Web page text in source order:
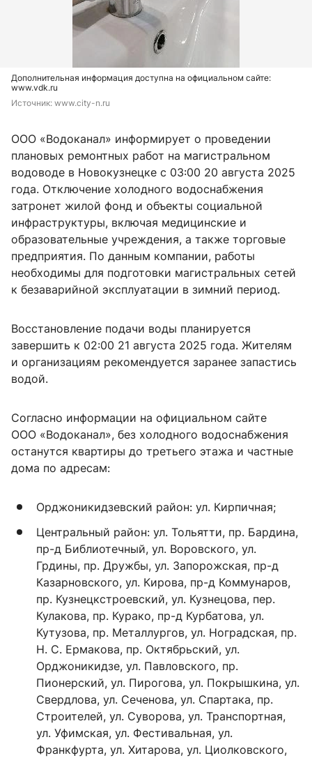
Дополнительная информация доступна на официальном сайте:
www.vdk.ru
Источник: www.city-n.ru
ООО «Водоканал» информирует о проведении
плановых ремонтных работ на магистральном
водоводе в Новокузнецке с 03:00 20 августа 2025
года. Отключение холодного водоснабжения
затронет жилой фонд и объекты социальной
инфраструктуры, включая медицинские и
образовательные учреждения, а также торговые
предприятия. По данным компании, работы
необходимы для подготовки магистральных сетей
к безаварийной эксплуатации в зимний период.
Восстановление подачи воды планируется
завершить к 02:00 21 августа 2025 года. Жителям
и организациям рекомендуется заранее запастись
водой.
Согласно информации на официальном сайте
ООО «Водоканал», без холодного водоснабжения
останутся квартиры до третьего этажа и частные
дома по адресам:
Орджоникидзевский район: ул. Кирпичная;
Центральный район: ул. Тольятти, пр. Бардина,
пр-д Библиотечный, ул. Воровского, ул.
Грдины, пр. Дружбы, ул. Запорожская, пр-д
Казарновского, ул. Кирова, пр-д Коммунаров,
пр. Кузнецкстроевский, ул. Кузнецова, пер.
Кулакова, пр. Курако, пр-д Курбатова, ул.
Кутузова, пр. Металлургов, ул. Ноградская, пр.
Н. С. Ермакова, пр. Октябрьский, ул.
Орджоникидзе, ул. Павловского, пр.
Пионерский, ул. Пирогова, ул. Покрышкина, ул.
Свердлова, ул. Сеченова, ул. Спартака, пр.
Строителей, ул. Суворова, ул. Транспортная,
ул. Уфимская, ул. Фестивальная, ул.
Франкфурта, ул. Хитарова, ул. Циолковского,